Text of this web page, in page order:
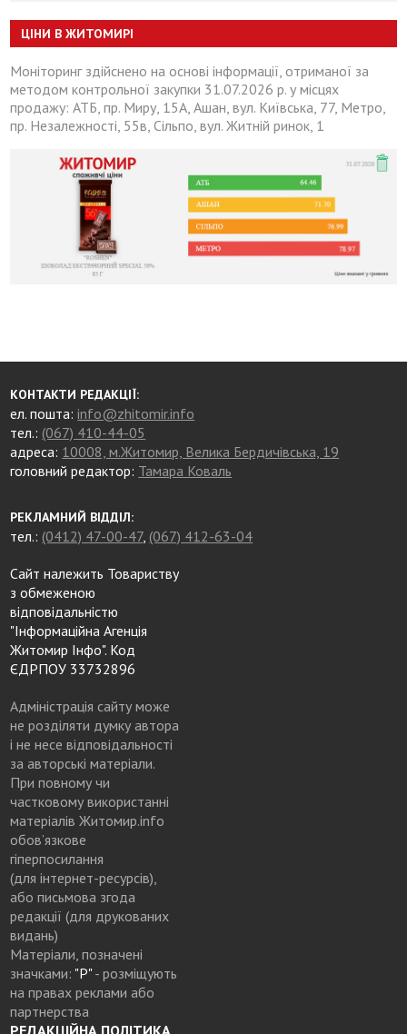
ЦІНИ В ЖИТОМИРІ
Моніторинг здійснено на основі інформації, отриманої за
методом контрольної закупки 31.07.2026 р. у місцях
продажу: АТБ, пр. Миру, 15А, Ашан, вул. Київська, 77, Метро,
пр. Незалежності, 55в, Сільпо, вул. Житній ринок, 1
КОНТАКТИ РЕДАКЦІЇ:
ел. пошта:info@zhitomir.info
тел.: (067) 410-44-05
адреса: 10008, м.Житомир, Велика Бердичівська, 19
головний редактор: Тамара Коваль
РЕКЛАМНИЙ ВІДДІЛ:
тел.: (0412) 47-00-47, (067) 412-63-04
Сайт належить Товариству
з обмеженою
відповідальністю
"Інформаційна Агенція
Житомир Інфо". Код
ЄДРПОУ 33732896
Адміністрація сайту може
не розділяти думку автора
і не несе відповідальності
за авторські матеріали.
При повному чи
частковому використанні
матеріалів Житомир.info
обов’язкове
гіперпосилання
(для інтернет-ресурсів),
або письмова згода
редакції (для друкованих
видань)
Матеріали, позначені
значками: "Р"- розміщують
на правах реклами або
партнерства
РЕДАКЦІЙНА ПОЛІТИКА